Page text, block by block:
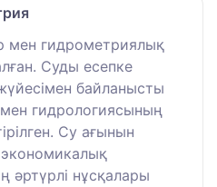
мен гидрометриялық
Суды есепке
байланысты
гидрологиясының
Су ағынын
әртүрлі нұсқалары